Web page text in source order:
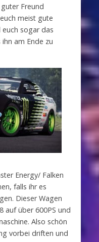
Freund
meist gute
sogar das
am Ende zu
Energy/ Falken
falls ihr es
Dieser Wagen
auf über 600PS und
Also schön
vorbei driften und